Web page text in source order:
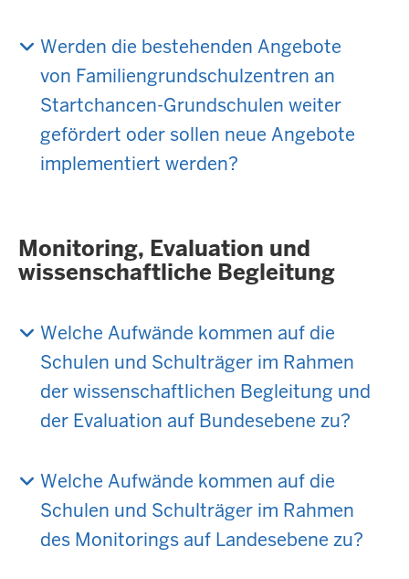
Werden die bestehenden Angebote
von Familiengrundschulzentren an
Startchancen-Grundschulen weiter
gefördert oder sollen neue Angebote
implementiert werden?
Monitoring, Evaluation und
wissenschaftliche Begleitung
Welche Aufwände kommen auf die
Schulen und Schulträger im Rahmen
der wissenschaftlichen Begleitung und
der Evaluation auf Bundesebene zu?
Welche Aufwände kommen auf die
Schulen und Schulträger im Rahmen
des Monitorings auf Landesebene zu?